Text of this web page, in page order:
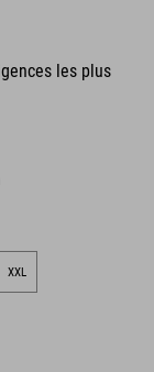
les plus
XXL